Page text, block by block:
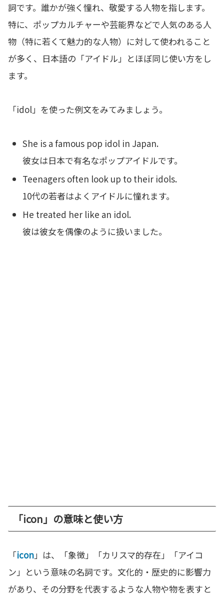
詞です。誰かが強く憧れ、敬愛する人物を指します。
特に、ポップカルチャーや芸能界などで人気のある人
物（特に若くて魅力的な人物）に対して使われること
が多く、日本語の「アイドル」とほぼ同じ使い方をし
ます。
「idol」を使った例文をみてみましょう。
She is a famous pop idol in Japan.
彼女は日本で有名なポップアイドルです。
Teenagers often look up to their idols.
10代の若者はよくアイドルに憧れます。
He treated her like an idol.
彼は彼女を偶像のように扱いました。
「icon」の意味と使い方
「icon」は、「象徴」「カリスマ的存在」「アイコ
ン」という意味の名詞です。文化的・歴史的に影響力
があり、その分野を代表するような人物や物を表すと